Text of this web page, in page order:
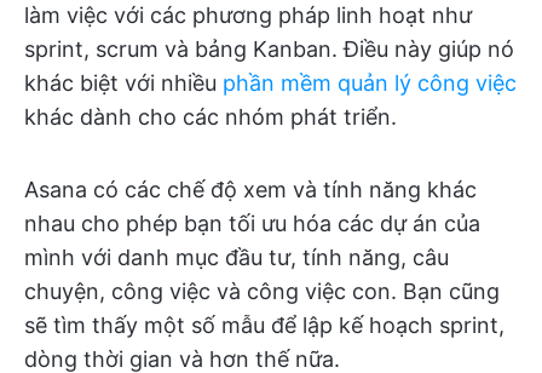
làm việc với các phương pháp linh hoạt như
sprint, scrum và bảng Kanban. Điều này giúp nó
khác biệt với nhiều phần mềm quản lý công việc
khác dành cho các nhóm phát triển.
Asana có các chế độ xem và tính năng khác
nhau cho phép bạn tối ưu hóa các dự án của
mình với danh mục đầu tư, tính năng, câu
chuyện, công việc và công việc con. Bạn cũng
sẽ tìm thấy một số mẫu để lập kế hoạch sprint,
dòng thời gian và hơn thế nữa.